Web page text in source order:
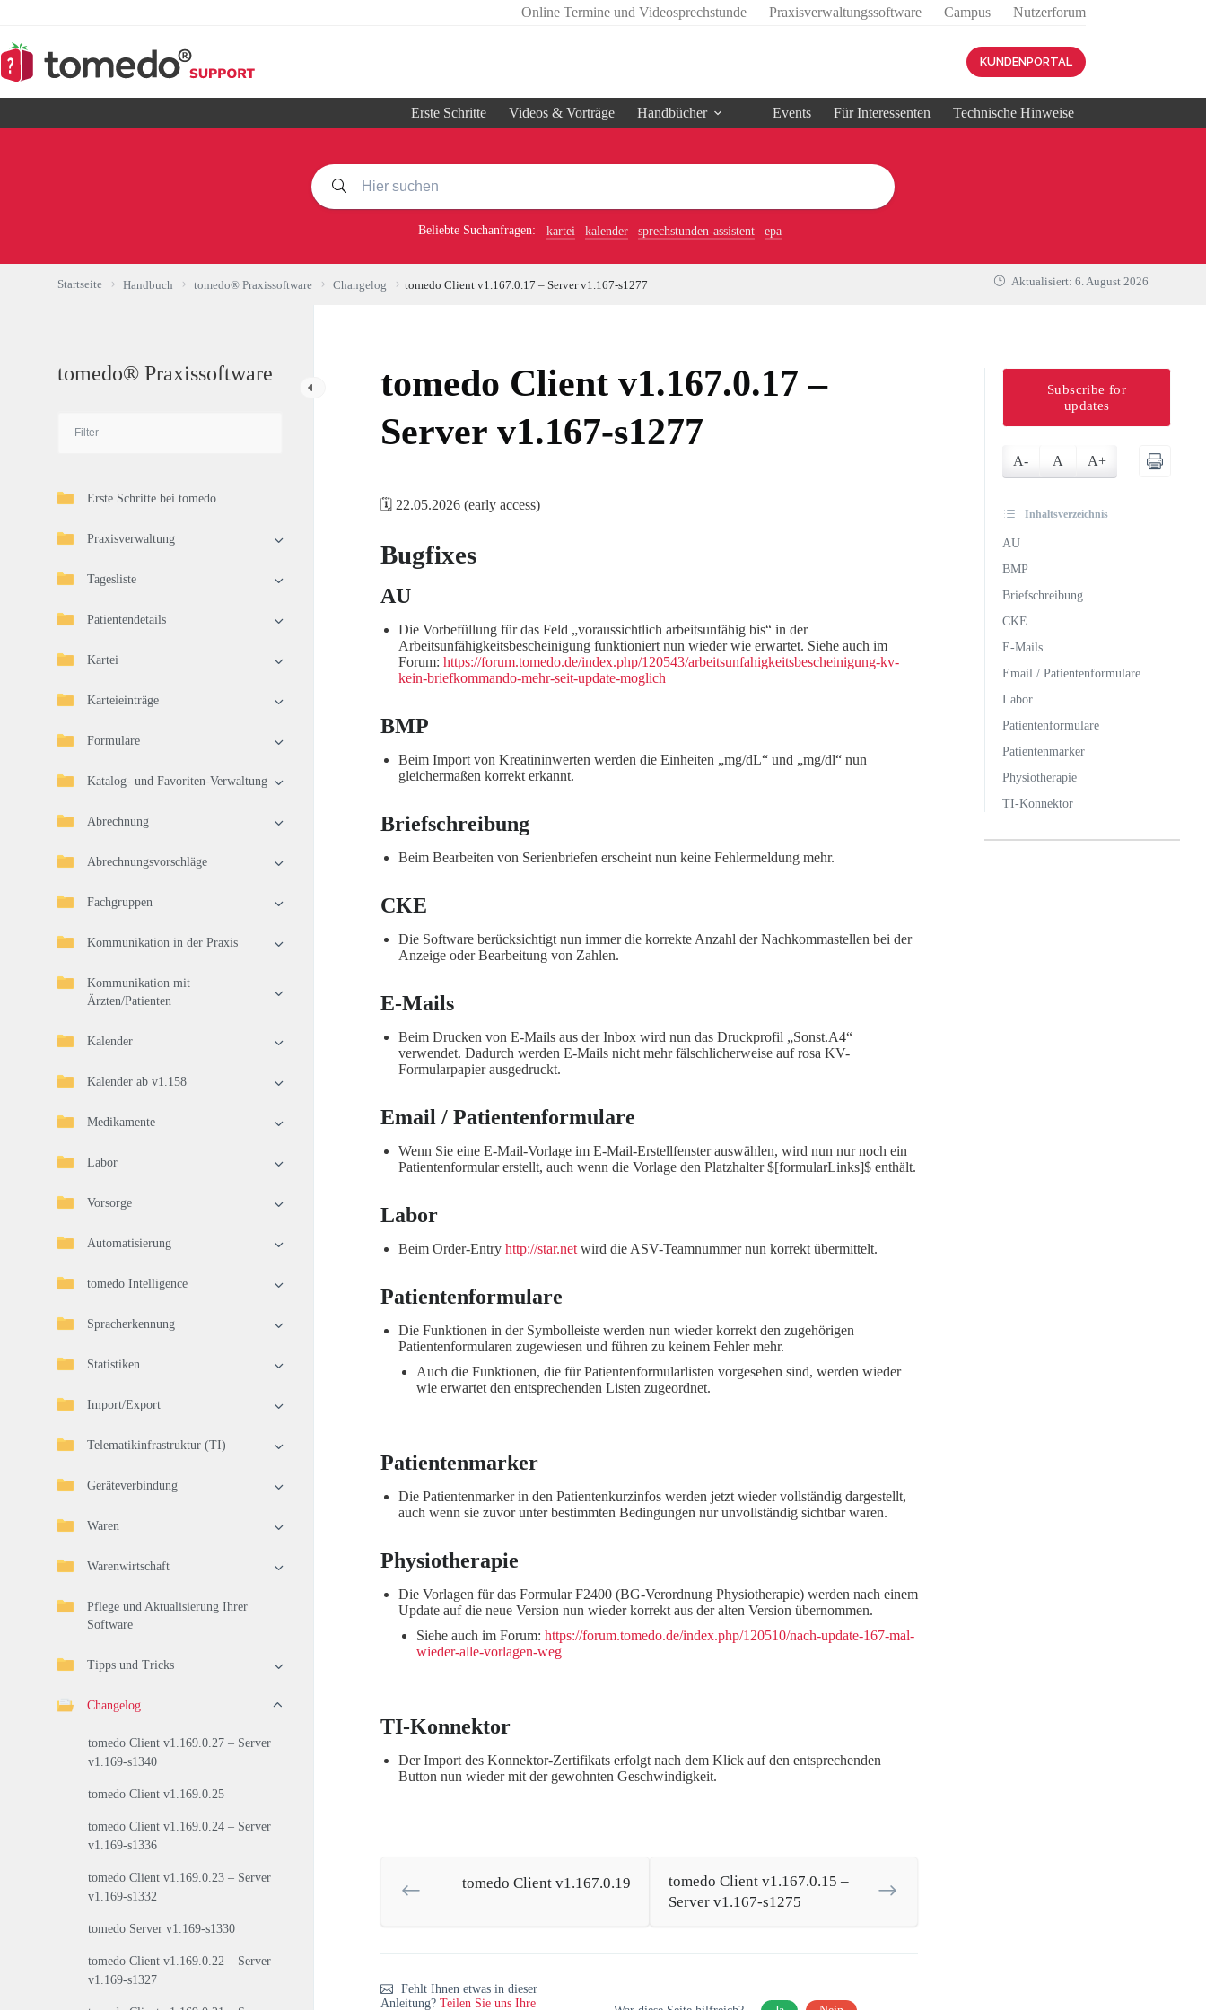
springen
Online Termine und Videosprechstunde Praxisverwaltungssoftware Campus Nutzerforum
KUNDENPORTAL
Erste Schritte Videos & Vorträge Handbücher Events Für Interessenten Technische Hinweise
Beliebte Suchanfragen: kartei kalender sprechstunden-assistent epa
Startseite Handbuch tomedo® Praxissoftware Changelog tomedo Client v1.167.0.17 – Server v1.167-s1277 Aktualisiert: 6. August 2026
tomedo® Praxissoftware
Erste Schritte bei tomedo
Praxisverwaltung
Tagesliste
Patientendetails
Kartei
Karteieinträge
Formulare
Katalog- und Favoriten-Verwaltung
Abrechnung
Abrechnungsvorschläge
Fachgruppen
Kommunikation in der Praxis
Kommunikation mit
Ärzten/Patienten
Kalender
Kalender ab v1.158
Medikamente
Labor
Vorsorge
Automatisierung
tomedo Intelligence
Spracherkennung
Statistiken
Import/Export
Telematikinfrastruktur (TI)
Geräteverbindung
Waren
Warenwirtschaft
Pflege und Aktualisierung Ihrer
Software
Tipps und Tricks
Changelog
tomedo Client v1.169.0.27 – Server
v1.169-s1340
tomedo Client v1.169.0.25
tomedo Client v1.169.0.24 – Server
v1.169-s1336
tomedo Client v1.169.0.23 – Server
v1.169-s1332
tomedo Server v1.169-s1330
tomedo Client v1.169.0.22 – Server
v1.169-s1327
tomedo Client v1.167.0.17 –
Server v1.167-s1277
🗓️ 22.05.2026 (early access)
Bugfixes
AU
Die Vorbefüllung für das Feld „voraussichtlich arbeitsunfähig bis“ in der
Arbeitsunfähigkeitsbescheinigung funktioniert nun wieder wie erwartet. Siehe auch im
Forum: https://forum.tomedo.de/index.php/120543/arbeitsunfahigkeitsbescheinigung-kv-
kein-briefkommando-mehr-seit-update-moglich
BMP
Beim Import von Kreatininwerten werden die Einheiten „mg/dL“ und „mg/dl“ nun
gleichermaßen korrekt erkannt.
Briefschreibung
Beim Bearbeiten von Serienbriefen erscheint nun keine Fehlermeldung mehr.
CKE
Die Software berücksichtigt nun immer die korrekte Anzahl der Nachkommastellen bei der
Anzeige oder Bearbeitung von Zahlen.
E-Mails
Beim Drucken von E-Mails aus der Inbox wird nun das Druckprofil „Sonst.A4“
verwendet. Dadurch werden E-Mails nicht mehr fälschlicherweise auf rosa KV-
Formularpapier ausgedruckt.
Email / Patientenformulare
Wenn Sie eine E-Mail-Vorlage im E-Mail-Erstellfenster auswählen, wird nun nur noch ein
Patientenformular erstellt, auch wenn die Vorlage den Platzhalter $[formularLinks]$ enthält.
Labor
Beim Order-Entry http://star.netwird die ASV-Teamnummer nun korrekt übermittelt.
Patientenformulare
Die Funktionen in der Symbolleiste werden nun wieder korrekt den zugehörigen
Patientenformularen zugewiesen und führen zu keinem Fehler mehr.
Auch die Funktionen, die für Patientenformularlisten vorgesehen sind, werden wieder
wie erwartet den entsprechenden Listen zugeordnet.
Patientenmarker
Die Patientenmarker in den Patientenkurzinfos werden jetzt wieder vollständig dargestellt,
auch wenn sie zuvor unter bestimmten Bedingungen nur unvollständig sichtbar waren.
Physiotherapie
Die Vorlagen für das Formular F2400 (BG-Verordnung Physiotherapie) werden nach einem
Update auf die neue Version nun wieder korrekt aus der alten Version übernommen.
Siehe auch im Forum: https://forum.tomedo.de/index.php/120510/nach-update-167-mal-
wieder-alle-vorlagen-weg
TI-Konnektor
Der Import des Konnektor-Zertifikats erfolgt nach dem Klick auf den entsprechenden
Button nun wieder mit der gewohnten Geschwindigkeit.
tomedo Client v1.167.0.19
tomedo Client v1.167.0.15 –
Server v1.167-s1275
Fehlt Ihnen etwas in dieser
Anleitung? Teilen Sie uns Ihre
Subscribe for
updates
A- A A+
Inhaltsverzeichnis
AU
BMP
Briefschreibung
CKE
E-Mails
Email / Patientenformulare
Labor
Patientenformulare
Patientenmarker
Physiotherapie
TI-Konnektor